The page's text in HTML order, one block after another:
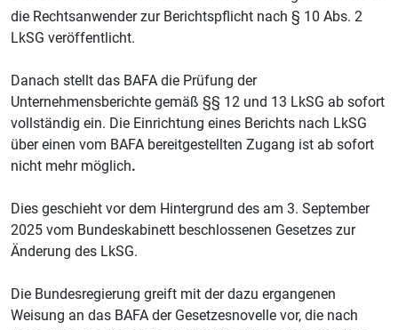
die Rechtsanwender zur Berichtspflicht nach § 10 Abs. 2
LkSG veröffentlicht.
Danach stellt das BAFA die Prüfung der
Unternehmensberichte gemäß §§ 12 und 13 LkSG ab sofort
vollständig ein. Die Einrichtung eines Berichts nach LkSG
über einen vom BAFA bereitgestellten Zugang ist ab sofort
nicht mehr möglich.
Dies geschieht vor dem Hintergrund des am 3. September
2025 vom Bundeskabinett beschlossenen Gesetzes zur
Änderung des LkSG.
Die Bundesregierung greift mit der dazu ergangenen
Weisung an das BAFA der Gesetzesnovelle vor, die nach